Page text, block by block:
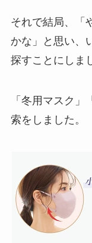
それで結局、「
かな」と思い、
探すことにしま
「冬用マスク
索をしました。